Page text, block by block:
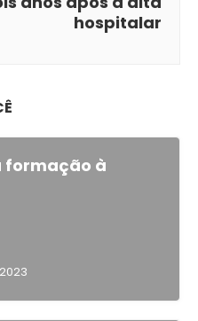
hospitalar
formação à